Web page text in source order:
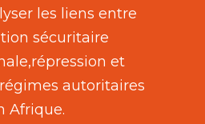
les liens entre
sécuritaire
et
autoritaires
Afrique.